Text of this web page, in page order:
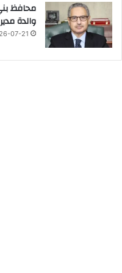
محافظ
والدة
07-21